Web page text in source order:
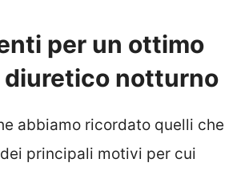
per un ottimo
notturno
abbiamo ricordato quelli che
principali motivi per cui